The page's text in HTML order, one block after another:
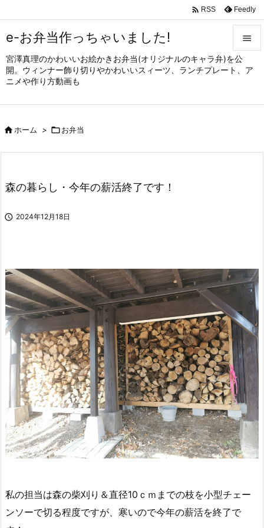
e-お弁当作っちゃいました!
宮澤真理のかわいいお絵かきお弁当(オリジナルのキャラ弁)を公
開。ウィンナー飾り切りやかわいいスィーツ、ランチプレート、ア
ニメや作り方動画も


メニュ
サイド

 RSS Feedly
ホーム > お弁当
森の暮らし・今年の薪活終了です！
 2024年12月18日
私の担当は森の柴刈り＆直径10ｃｍまでの枝を小型チェー
ンソーで切る程度ですが、寒いので今年の薪活を終了で